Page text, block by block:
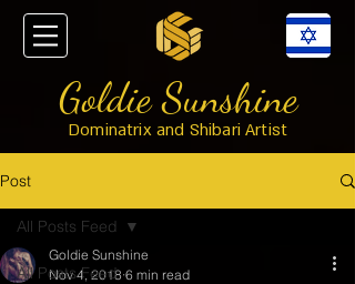
Goldie Sunshine
Dominatrix and Shibari Artist
Post
All Posts Feed
All Posts Feed
Goldie Sunshine
Nov 4, 2018 6 min read